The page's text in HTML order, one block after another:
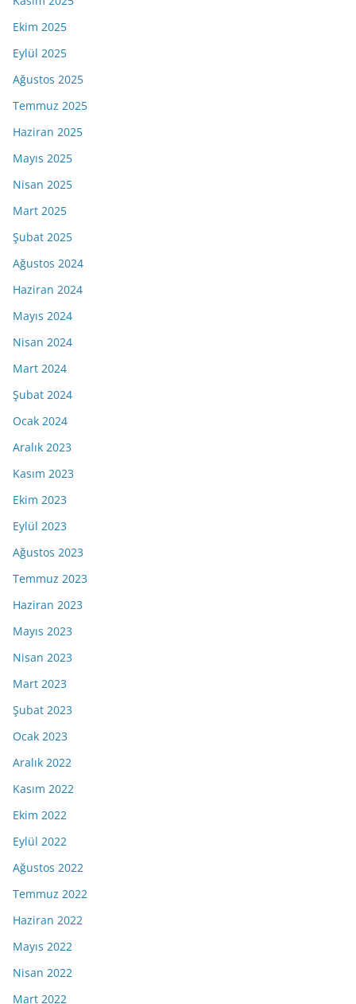
Ekim 2025
Eylül 2025
Ağustos 2025
Temmuz 2025
Haziran 2025
Mayıs 2025
Nisan 2025
Mart 2025
Şubat 2025
Ağustos 2024
Haziran 2024
Mayıs 2024
Nisan 2024
Mart 2024
Şubat 2024
Ocak 2024
Aralık 2023
Kasım 2023
Ekim 2023
Eylül 2023
Ağustos 2023
Temmuz 2023
Haziran 2023
Mayıs 2023
Nisan 2023
Mart 2023
Şubat 2023
Ocak 2023
Aralık 2022
Kasım 2022
Ekim 2022
Eylül 2022
Ağustos 2022
Temmuz 2022
Haziran 2022
Mayıs 2022
Nisan 2022
Mart 2022